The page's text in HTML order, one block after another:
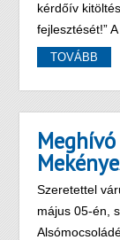
kérdőív
fejlesztését!”
TOVÁBB
Szeretettel
május 05-én,